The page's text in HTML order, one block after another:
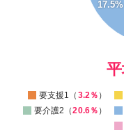
17.5%
要支援1（ 3.2％ ）
要介護2（20.6％ ）